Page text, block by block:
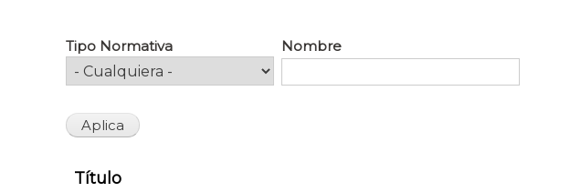
ayuda
la
navegación
Tipo Normativa Nombre
Título